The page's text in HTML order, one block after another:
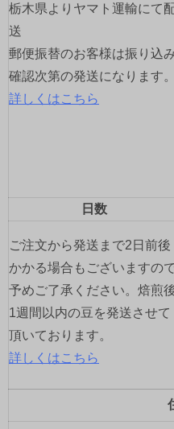
ン
栃木県よりヤマト運輸にて
送
郵便振替のお客様は振り込
確認次第の発送になります。
詳しくはこちら
日数
ご注文から発送まで2日前後
かかる場合もございますの
予めご了承ください。焙煎
1週間以内の豆を発送させて
頂いております。
詳しくはこちら